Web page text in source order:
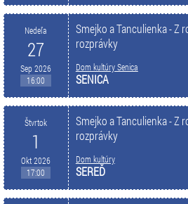
Nedeľa
27
Sep 2026
16:00
Smejko a Tanculienka - Z
rozprávky
Dom kultúry Senica
SENICA
Štvrtok
1
Okt 2026
17:00
Smejko a Tanculienka - Z
rozprávky
Dom kultúry
SEREĎ